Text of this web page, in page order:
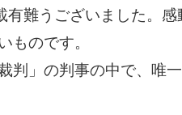
有難うございました。
ものです。
判」の判事の中で、唯